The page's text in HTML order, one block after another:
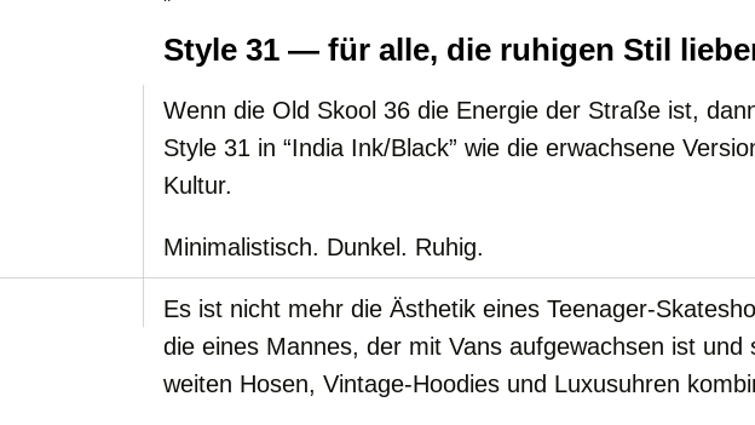
Style 31 — für alle, die ruhigen Stil
Wenn die Old Skool 36 die Energie der Straße ist,
Style 31 in “India Ink/Black” wie die erwachsene
Kultur.
Minimalistisch. Dunkel. Ruhig.
Es ist nicht mehr die Ästhetik eines Teenager-
die eines Mannes, der mit Vans aufgewachsen ist und
weiten Hosen, Vintage-Hoodies und Luxusuhren